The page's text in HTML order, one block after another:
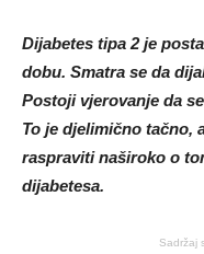
Dijabetes tipa 2 je
dobu. Smatra se da
Postoji vjerovanje da
To je djelimično tačno,
raspraviti naširoko o
dijabetesa.
Sadržaj